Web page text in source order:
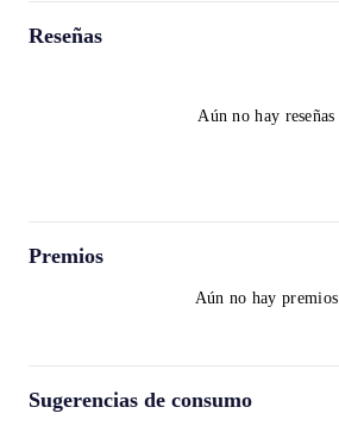
Reseñas
Aún no hay reseñas
Premios
Aún no hay premios
Sugerencias de consumo